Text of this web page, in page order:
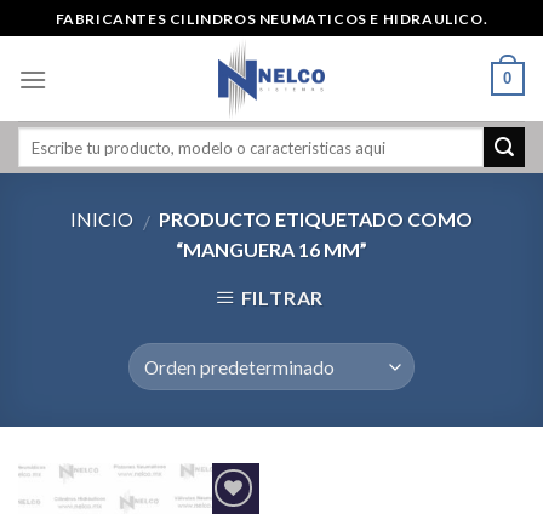
content
FABRICANTES CILINDROS NEUMATICOS E HIDRAULICO.
0
INICIO / PRODUCTO ETIQUETADO COMO
“MANGUERA 16 MM”
FILTRAR